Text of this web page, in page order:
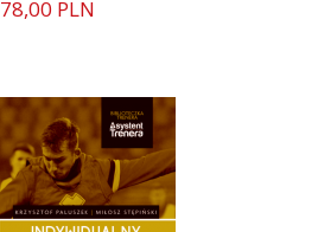
78,00 PLN